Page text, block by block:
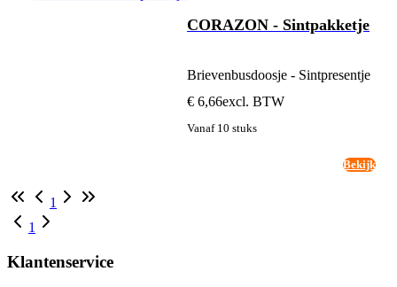
CORAZON - Sintpakketje
Brievenbusdoosje - Sintpresentje
€ 6,66excl. BTW
Vanaf 10 stuks
Bekijk
1
1
Klantenservice